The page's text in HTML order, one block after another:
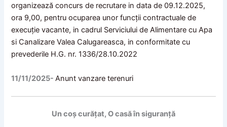
organizează concurs de recrutare in data de 09.12.2025,
ora 9,00, pentru ocuparea unor funcții contractuale de
execuție vacante, in cadrul Serviciului de Alimentare cu Apa
si Canalizare Valea Calugareasca, in conformitate cu
prevederile H.G. nr. 1336/28.10.2022
11/11/2025-Anunt vanzare terenuri
Un coș curățat, O casă în siguranță